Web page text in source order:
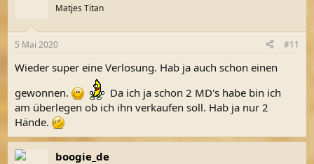
e
:
Matjes Titan
5 Mai 2020 #11
Wieder super eine Verlosung. Hab ja auch schon einen
gewonnen.
Da ich ja schon 2 MD's habe bin ich
am überlegen ob ich ihn verkaufen soll. Hab ja nur 2
Hände.
boogie_de